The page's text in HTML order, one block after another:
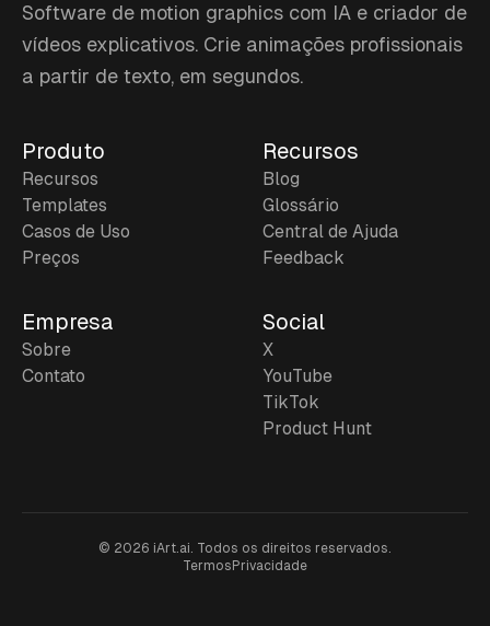
Software de motion graphics com IA e criador de
vídeos explicativos. Crie animações profissionais
a partir de texto, em segundos.
Produto
Recursos
Templates
Casos de Uso
Preços
Recursos
Blog
Glossário
Central de Ajuda
Feedback
Empresa
Sobre
Contato
Social
X
YouTube
TikTok
Product Hunt
© 2026 iArt.ai. Todos os direitos reservados.
Termos Privacidade